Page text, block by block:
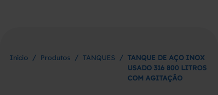
Início / Produtos / TANQUES / TANQUE DE AÇO INOX
USADO 316 800 LITROS
COM AGITAÇÃO